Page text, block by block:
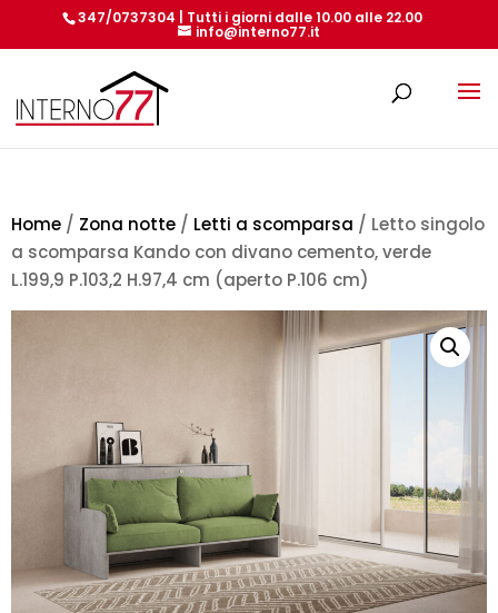
347/0737304 | Tutti i giorni dalle 10.00 alle 22.00
info@interno77.it
Home / Zona notte / Letti a scomparsa / Letto singolo
a scomparsa Kando con divano cemento, verde
L.199,9 P.103,2 H.97,4 cm (aperto P.106 cm)